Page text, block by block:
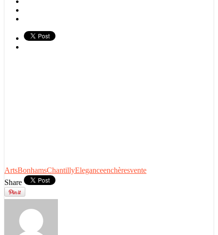
ArtsBonhamsChantillyEleganceenchèresvente
Share